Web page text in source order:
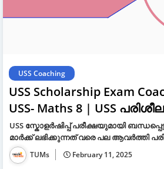
USS Coaching
USS Scholarship Exam
USS- Maths 8 | USS
USS സ്കോളർഷിപ്പ് പരീക്ഷയുമായി
മാർക്ക് ലഭിക്കുന്നത് വരെ പല ആവർത്തി
TUMs February 11, 2025